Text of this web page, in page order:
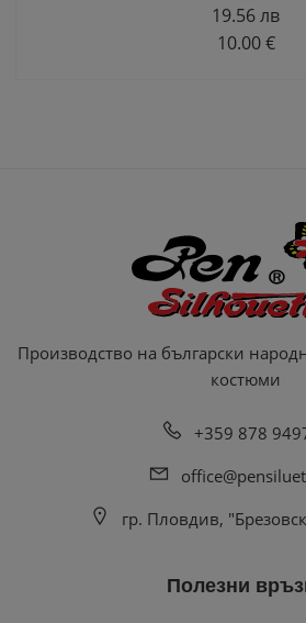
19.56 лв
10.00 €
Производство на български
костюми
+359 878
гр. Пловдив,
Полезни